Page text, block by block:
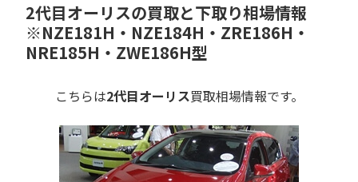
2代目オーリスの買取と下取り相場情報
※NZE181H・NZE184H・ZRE186H・
NRE185H・ZWE186H型
こちらは2代目オーリス買取相場情報です。